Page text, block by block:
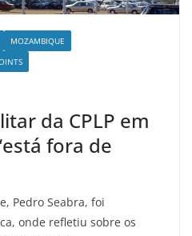
MOZAMBIQUE
da CPLP em
fora de
Pedro Seabra, foi
onde refletiu sobre os